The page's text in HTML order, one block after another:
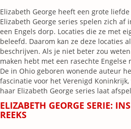
Elizabeth George heeft een grote
Elizabeth George series spelen zich af
een Engels dorp. Locaties die ze met
beleefd. Daarom kan ze deze locaties
beschrijven. Als je niet beter zou
maken hebt met een rasechte
De in Ohio geboren wonende auteur
fascinatie voor het Verenigd
haar Elizabeth George series laat
ELIZABETH GEORGE SERIE:
REEKS